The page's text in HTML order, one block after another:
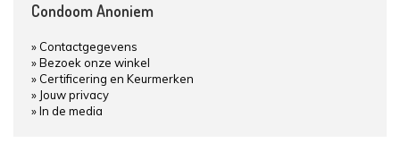
Condoom Anoniem
Contactgegevens
Bezoek onze winkel
Certificering en Keurmerken
Jouw privacy
In de media